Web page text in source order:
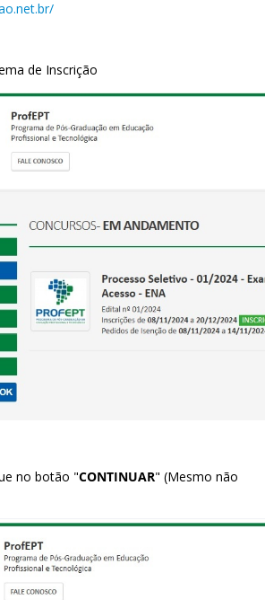
de Inscrição
no botão "CONTINUAR" (Mesmo não